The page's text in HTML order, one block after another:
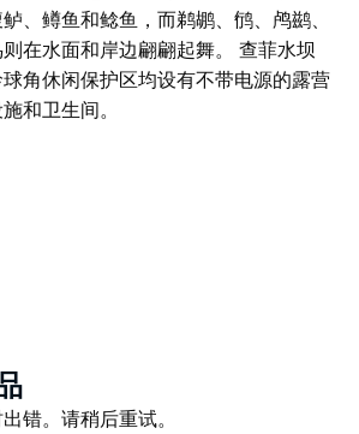
、鳟鱼和鲶鱼，而鹈鹕、鸻、鸬鹚、
在水面和岸边翩翩起舞。 查菲水坝
角休闲保护区均设有不带电源的露营
和卫生间。
船和钓鱼等水上运动在该地区非常受
着美丽的公园和保护区，是徒步旅行
的野生动物；水生鱼类包括黄腹鲈、
和保龄球角休闲保护区均设有不带电
烧烤设施和卫生间。
错。请稍后重试。